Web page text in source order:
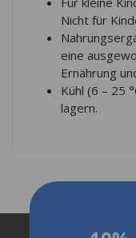
Nicht für
eine
Ernährung
Kühl (6 – 25
lagern.